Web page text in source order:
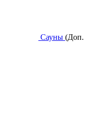
Сауны (Доп.